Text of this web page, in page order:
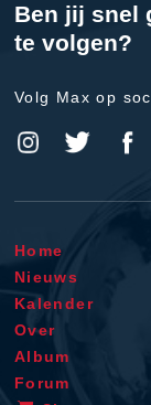
Ben jij snel
te volgen?
Volg Max op
Home
Nieuws
Kalender
Over
Album
Forum